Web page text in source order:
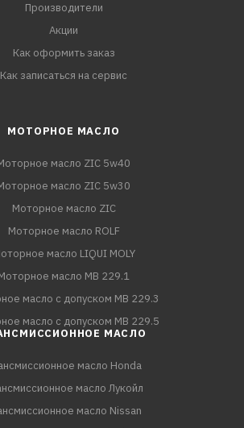
Производители
Акции
Как оформить заказ
Как записаться на сервис
МОТОРНОЕ МАСЛО
масло ZIC 5w40
масло ZIC 5w30
Моторное масло ZIC
Моторное масло ROLF
масло LIQUI MOLY
масло MB 229.1
масло с допуском MB 229.3
масло с допуском MB 229.5
МАСЛО
масло Honda
масло Лукойл
масло Nissan